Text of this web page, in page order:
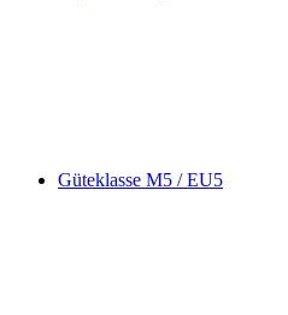
Güteklasse M5 / EU5